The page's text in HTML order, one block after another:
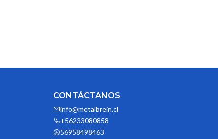
CONTÁCTANOS
info@metalbrein.cl
+56233080858
56958498463